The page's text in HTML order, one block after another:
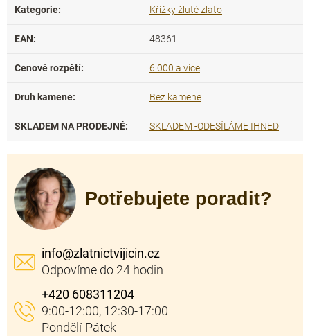
Kategorie: Křížky žluté zlato
EAN: 48361
Cenové rozpětí: 6.000 a více
Druh kamene: Bez kamene
SKLADEM NA PRODEJNĚ: SKLADEM -ODESÍLÁME IHNED
Potřebujete poradit?
info@zlatnictvijicin.cz
+420 608311204